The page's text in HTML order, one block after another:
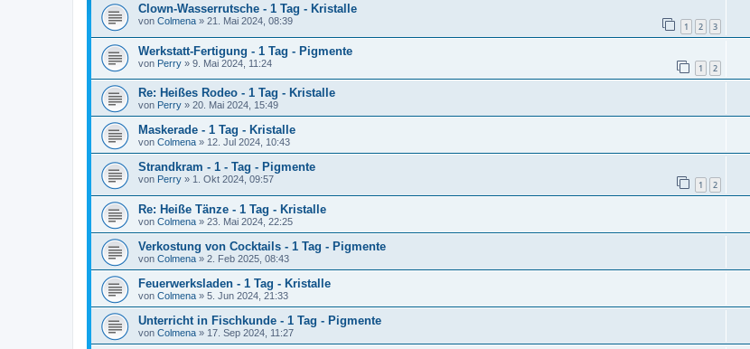
Clown-Wasserrutsche - 1 Tag - Kristalle
von Colmena » 21. Mai 2024, 08:39 1 2 3
Werkstatt-Fertigung - 1 Tag - Pigmente
von Perry » 9. Mai 2024, 11:24 1 2
Re: Heißes Rodeo - 1 Tag - Kristalle
von Perry » 20. Mai 2024, 15:49
Maskerade - 1 Tag - Kristalle
von Colmena » 12. Jul 2024, 10:43
Strandkram - 1 - Tag - Pigmente
von Perry » 1. Okt 2024, 09:57 1 2
Re: Heiße Tänze - 1 Tag - Kristalle
von Colmena » 23. Mai 2024, 22:25
Verkostung von Cocktails - 1 Tag - Pigmente
von Colmena » 2. Feb 2025, 08:43
Feuerwerksladen - 1 Tag - Kristalle
von Colmena » 5. Jun 2024, 21:33
Unterricht in Fischkunde - 1 Tag - Pigmente
von Colmena » 17. Sep 2024, 11:27